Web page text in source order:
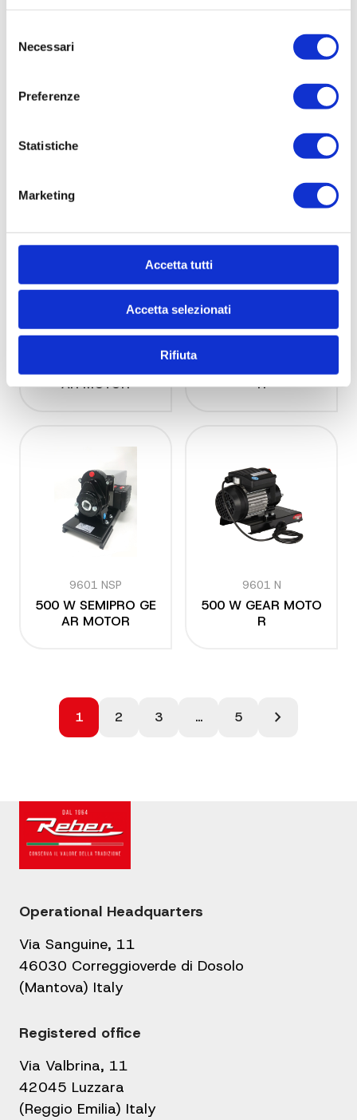
delNecessari
Preferenze
Statistiche
Marketing
Accetta tutti
Accetta selezionati
Rifiuta
1073 A
GEAR OIL
Professional CE Fair
ed Gear Motor – 6
AR MOTOR
R
9601 NSP
500 W SEMIPRO GE
AR MOTOR
9601 N
500 W GEAR MOTO
R
Posts
pagination
1 2 3 … 5 chevron_right
Operational Headquarters
Via Sanguine, 11
46030 Correggioverde di Dosolo
(Mantova) Italy
Registered office
Via Valbrina, 11
42045 Luzzara
(Reggio Emilia) Italy